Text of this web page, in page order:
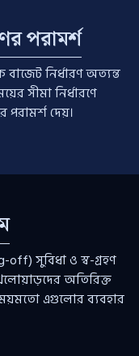
পরামর্শ
নির্ধারণ অত্যন্ত
সীমা নির্ধারণে
দেয়।
সুবিধা ও স্ব-গ্রহণ
অতিরিক্ত
এগুলোর ব্যবহার